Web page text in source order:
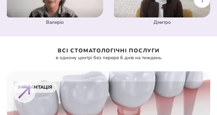
Валеріо Дмитро
ВСІ СТОМАТОЛОГІЧНІ ПОСЛУГИ
в одному центрі без перерв 6 днів на тиждень
ІМПЛАНТАЦІЯ